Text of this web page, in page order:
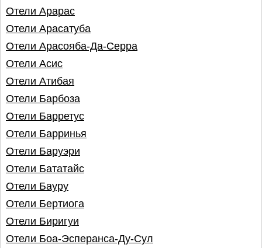
Отели Арарас
Отели Арасатуба
Отели Арасояба-Да-Серра
Отели Асис
Отели Атибая
Отели Барбоза
Отели Барретус
Отели Барринья
Отели Баруэри
Отели Бататайс
Отели Бауру
Отели Бертиога
Отели Биригуи
Отели Боа-Эсперанса-Ду-Сул